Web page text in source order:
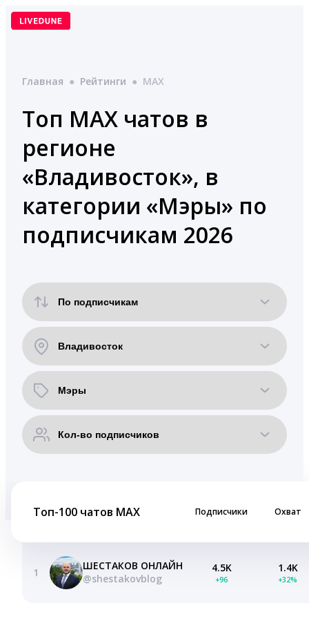
Перейти
Главная ● Рейтинги ● MAX
Топ MAX чатов в
регионе
«Владивосток», в
категории «Мэры» по
подписчикам 2026
Топ-100 чатов MAX Подписчики Охват
1
ШЕСТАКОВ ОНЛАЙН
@shestakovblog
4.5K
+96
1.4K
+32%